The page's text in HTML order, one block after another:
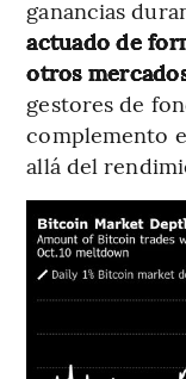
ganancias
actuado de
otros
gestores de
complemento
allá del